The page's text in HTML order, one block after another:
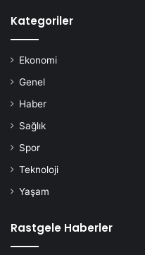
Kategoriler
Ekonomi
Genel
Haber
Sağlık
Spor
Teknoloji
Yaşam
Rastgele Haberler